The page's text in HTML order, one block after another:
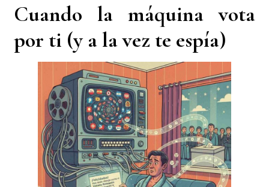
Cuando la máquina vota
por ti (y a la vez te espía)